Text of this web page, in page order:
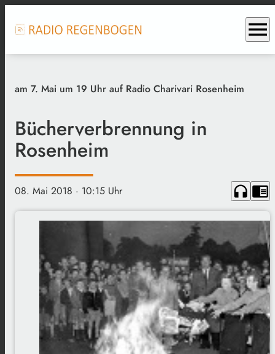
menu
am 7. Mai um 19 Uhr auf Radio Charivari Rosenheim
Bücherverbrennung in
Rosenheim
08. Mai 2018 · 10:15 Uhr headphones chrome_reader_mode